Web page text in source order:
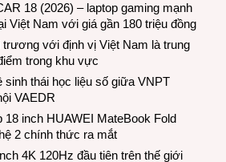
18 (2026) – laptop gaming mạnh
Việt Nam với giá gần 180 triệu đồng
với định vị Việt Nam là trung
trong khu vực
sinh thái học liệu số giữa VNPT
VAEDR
18 inch HUAWEI MateBook Fold
2 chính thức ra mắt
4K 120Hz đầu tiên trên thế giới